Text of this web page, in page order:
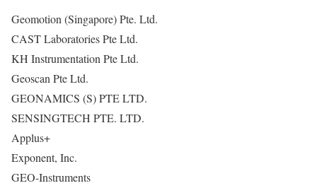
Geomotion (Singapore) Pte. Ltd.
CAST Laboratories Pte Ltd.
KH Instrumentation Pte Ltd.
Geoscan Pte Ltd.
GEONAMICS (S) PTE LTD.
SENSINGTECH PTE. LTD.
Applus+
Exponent, Inc.
GEO-Instruments